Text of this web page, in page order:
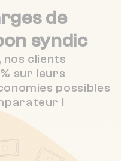
NC
3 / 5
(98 avis)
(23 avis)
de
syndic
nos clients
sur leurs
possibles
!